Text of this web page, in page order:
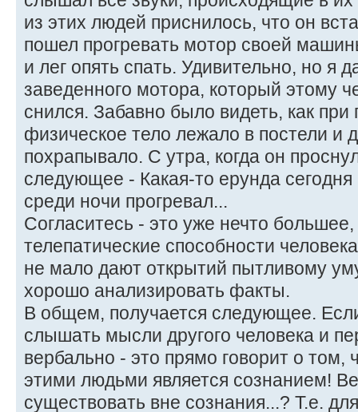
из этих людей приснилось, что он
пошел прогревать мотор своей
и лег опять спать. Удивительно, но я
заведенного мотора, который этому
снился. Забавно было видеть, как
физическое тело лежало в постели и
похрапывало. С утра, когда он
следующее - Какая-то ерунда
среди ночи прогревал...
Согласитесь - это уже нечто
телепатические способности
не мало дают открытий пытливому
хорошо анализировать факты.
В общем, получается следующее.
слышать мысли другого человека и
вербально - это прямо говорит о том,
этими людьми является сознанием!
существовать вне сознания...? Т.е.